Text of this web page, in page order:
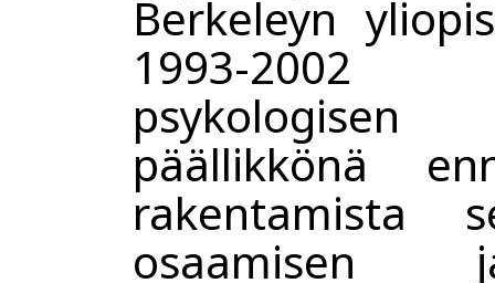
Berkeleyn
1993-2002
päällikkönä
rakentamista
osaamisen